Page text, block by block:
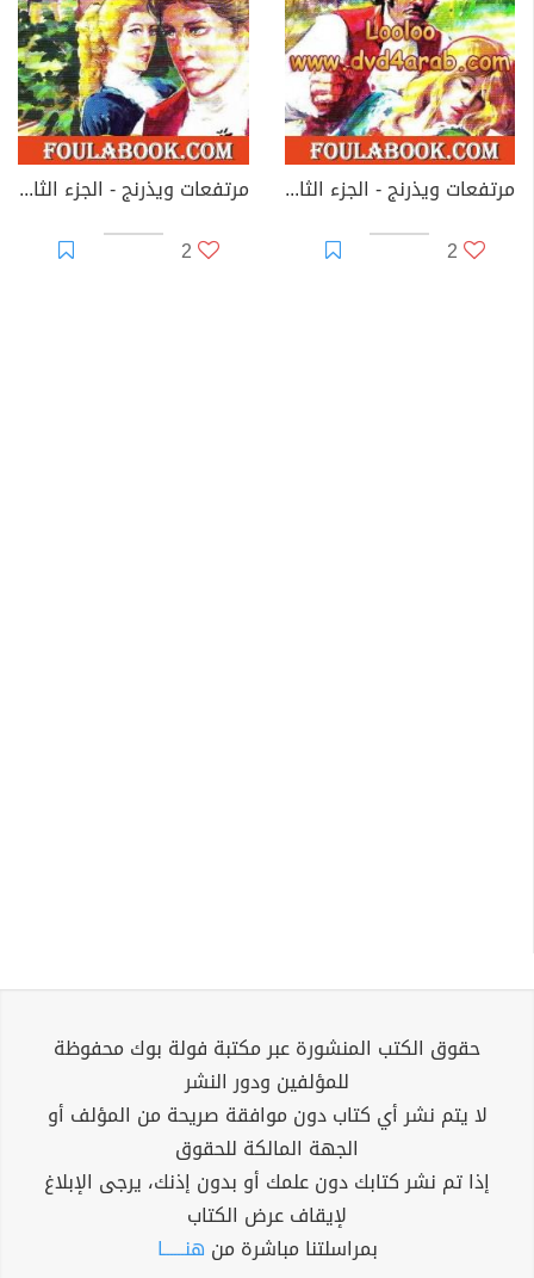
مرتفعات ويذرنج - الجزء الثاني
2
مرتفعات ويذرنج - الجزء الثالث
2
حقوق الكتب المنشورة عبر مكتبة فولة بوك محفوظة
للمؤلفين ودور النشر
لا يتم نشر أي كتاب دون موافقة صريحة من المؤلف أو
الجهة المالكة للحقوق
إذا تم نشر كتابك دون علمك أو بدون إذنك، يرجى الإبلاغ
لإيقاف عرض الكتاب
بمراسلتنا مباشرة من هنــــــا